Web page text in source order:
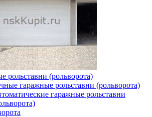
рольставни (рольворота)
гаражные рольставни (рольворота)
гаражные рольставни